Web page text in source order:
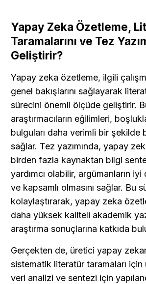
Yapay Zeka Özetleme,
Taramalarını ve Tez
Geliştirir?
Yapay zeka özetleme, ilgili
genel bakışlarını sağlayarak
sürecini önemli ölçüde geliştirir.
araştırmacıların eğilimleri,
bulguları daha verimli bir şekilde
sağlar. Tez yazımında, yapay
birden fazla kaynaktan bilgi
yardımcı olabilir, argümanların
ve kapsamlı olmasını sağlar. Bu
kolaylaştırarak, yapay zeka
daha yüksek kaliteli akademik
araştırma sonuçlarına katkıda
Gerçekten de, üretici yapay
sistematik literatür taramaları için
veri analizi ve sentezi için